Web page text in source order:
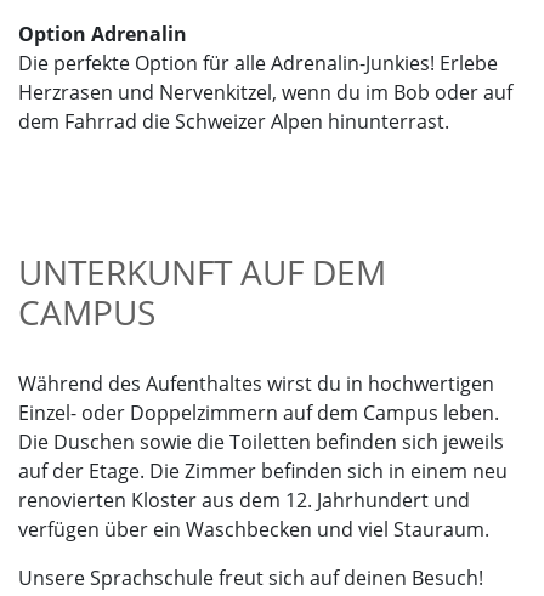
Option Adrenalin
Die perfekte Option für alle Adrenalin-Junkies! Erlebe
Herzrasen und Nervenkitzel, wenn du im Bob oder auf
dem Fahrrad die Schweizer Alpen hinunterrast.
UNTERKUNFT AUF DEM
CAMPUS
Während des Aufenthaltes wirst du in hochwertigen
Einzel- oder Doppelzimmern auf dem Campus leben.
Die Duschen sowie die Toiletten befinden sich jeweils
auf der Etage. Die Zimmer befinden sich in einem neu
renovierten Kloster aus dem 12. Jahrhundert und
verfügen über ein Waschbecken und viel Stauraum.
Unsere Sprachschule freut sich auf deinen Besuch!